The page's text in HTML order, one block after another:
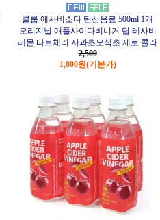
클룹 애사비소다 탄산음료 500ml 1개
오리지널 애플사이다비니거 딥 레사비
레몬 타트체리 사과초모식초 제로 콜라
2,500
1,800원(기본가)